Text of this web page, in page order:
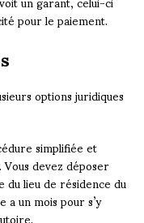
pour le paiement.
options juridiques
simplifiée et
devez déposer
lieu de résidence du
un mois pour s’y